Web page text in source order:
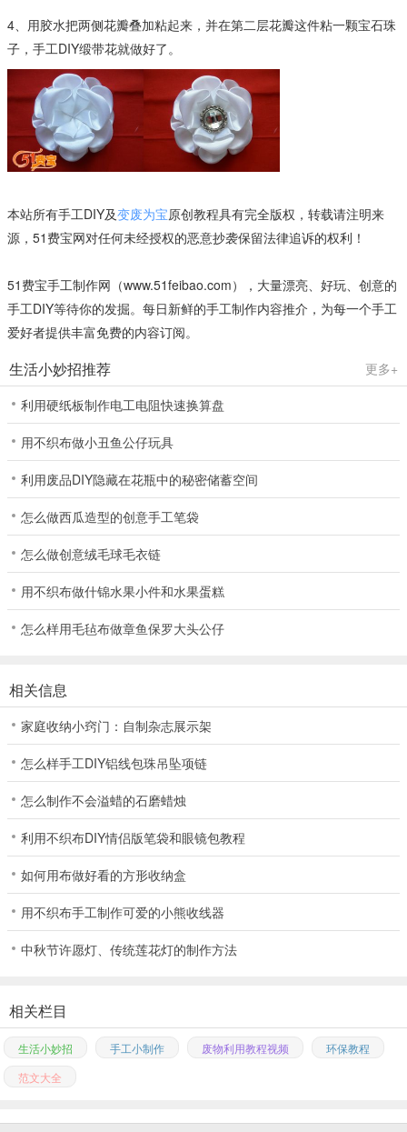
4、用胶水把两侧花瓣叠加粘起来，并在第二层花瓣这件粘一颗宝石珠
子，手工DIY缎带花就做好了。
本站所有手工DIY及变废为宝原创教程具有完全版权，转载请注明来
源，51费宝网对任何未经授权的恶意抄袭保留法律追诉的权利！
51费宝手工制作网（www.51feibao.com），大量漂亮、好玩、创意的
手工DIY等待你的发掘。每日新鲜的手工制作内容推介，为每一个手工
爱好者提供丰富免费的内容订阅。
生活小妙招推荐
更多+
利用硬纸板制作电工电阻快速换算盘
用不织布做小丑鱼公仔玩具
利用废品DIY隐藏在花瓶中的秘密储蓄空间
怎么做西瓜造型的创意手工笔袋
怎么做创意绒毛球毛衣链
用不织布做什锦水果小件和水果蛋糕
怎么样用毛毡布做章鱼保罗大头公仔
相关信息
家庭收纳小窍门：自制杂志展示架
怎么样手工DIY铝线包珠吊坠项链
怎么制作不会溢蜡的石磨蜡烛
利用不织布DIY情侣版笔袋和眼镜包教程
如何用布做好看的方形收纳盒
用不织布手工制作可爱的小熊收线器
中秋节许愿灯、传统莲花灯的制作方法
相关栏目
生活小妙招 手工小制作 废物利用教程视频
环保教程
范文大全